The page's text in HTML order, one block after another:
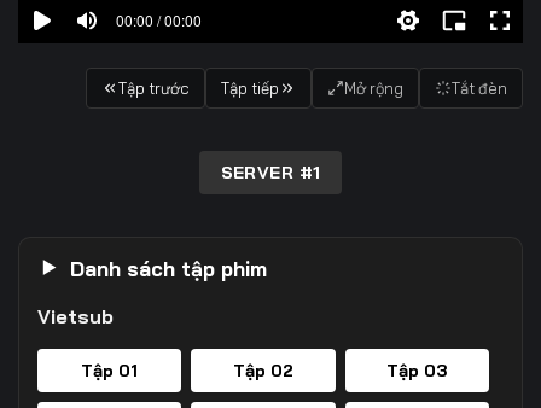
00:00 / 00:00
Tập trước Tập tiếp Mở rộng Tắt đèn
SERVER #1
Danh sách tập phim
Vietsub
Tập 01 Tập 02 Tập 03